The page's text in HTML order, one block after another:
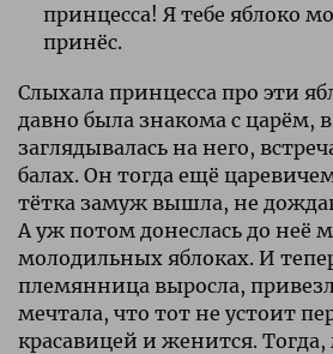
принцесса! Я тебе яблоко
принёс.
Слыхала принцесса про эти
давно была знакома с царём,
заглядывалась на него,
балах. Он тогда ещё
тётка замуж вышла, не
А уж потом донеслась до неё
молодильных яблоках. И
племянница выросла,
мечтала, что тот не устоит
красавицей и женится.